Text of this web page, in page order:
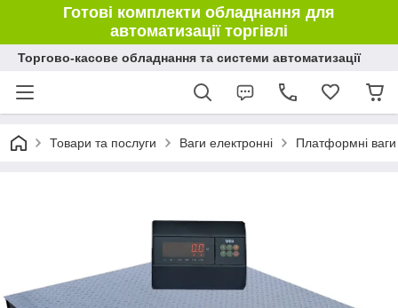
Готові комплекти обладнання для
автоматизації торгівлі
Торгово-касове обладнання та системи автоматизації
Товари та послуги Ваги електронні Платформні ваги